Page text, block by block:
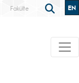
Fakülte EN